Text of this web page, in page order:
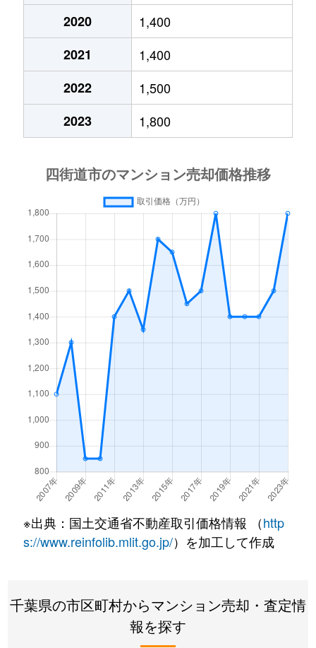
2020
1,400
2021
1,400
2022
1,500
2023
1,800
※出典：国土交通省不動産取引価格情報 （http
s://www.reinfolib.mlit.go.jp/）を加工して作成
千葉県の市区町村からマンション売却・査定情
報を探す